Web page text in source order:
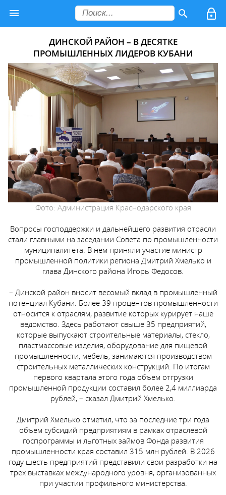
ДИНСКОЙ РАЙОН – В ДЕСЯТКЕ
ПРОМЫШЛЕННЫХ ЛИДЕРОВ КУБАНИ
Фото: Администрация Краснодарского края
Вопросы господдержки и дальнейшего развития отрасли
стали главными на заседании Совета по промышленности
муниципалитета. В нем приняли участие министр
промышленной политики региона Дмитрий Хмелько и
глава Динского района Игорь Федосов.
– Динской район вносит весомый вклад в промышленный
потенциал Кубани. Более 39 процентов промышленности
относится к отраслям, развитие которых курирует наше
ведомство. Здесь работают свыше 35 предприятий,
которые выпускают строительные материалы, стекло,
пластмассовые изделия, оборудование для пищевой
промышленности, мебель, занимаются производством
строительных металлических конструкций. По итогам
первого квартала этого года объем отгрузки
промышленной продукции составил более 2,4 миллиарда
рублей, – сказал Дмитрий Хмелько.
Дмитрий Хмелько отметил, что за последние три года
объем субсидий предприятиям в рамках отраслевой
госпрограммы и льготных займов Фонда развития
промышленности края составил 315 млн рублей. В 2026
году шесть предприятий представили свои разработки на
трех выставках международного уровня, организованных
при участии профильного министерства.